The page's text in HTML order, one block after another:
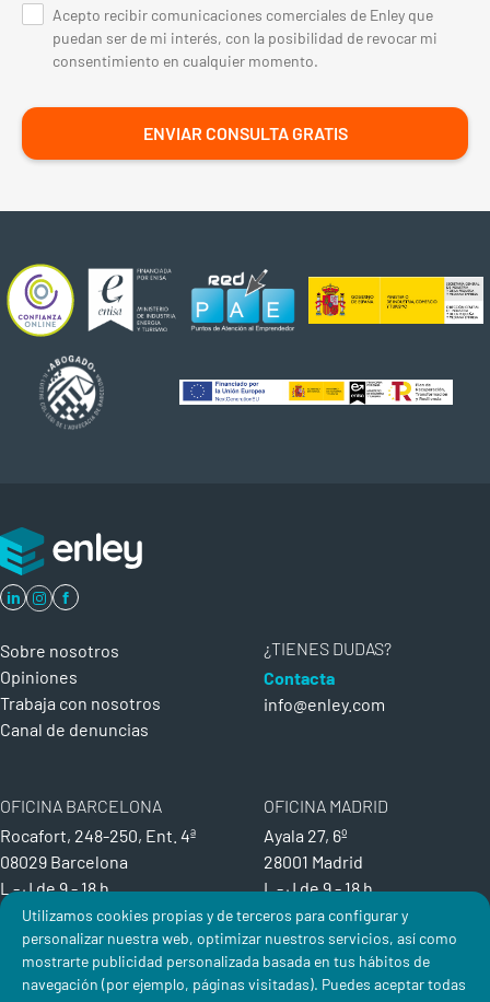
Acepto recibir comunicaciones comerciales de Enley que
puedan ser de mi interés, con la posibilidad de revocar mi
consentimiento en cualquier momento.
Utilizamos cookies propias y de terceros para configurar y
personalizar nuestra web, optimizar nuestros servicios, así como
mostrarte publicidad personalizada basada en tus hábitos de
navegación (por ejemplo, páginas visitadas). Puedes aceptar todas
in f
Sobre nosotros
Opiniones
Trabaja con nosotros
Canal de denuncias
¿TIENES DUDAS?
Contacta
info@enley.com
OFICINA BARCELONA
Rocafort, 248-250, Ent. 4ª
08029 Barcelona
L - J de9 - 18 h
V de9 - 15 h
T. 93 159 24 28
OFICINA MADRID
Ayala 27, 6º
28001 Madrid
L - J de9 - 18 h
V de9 - 15 h
T. 91 417 25 85
Política de Privacidad
Aviso Legal Política de Cookies